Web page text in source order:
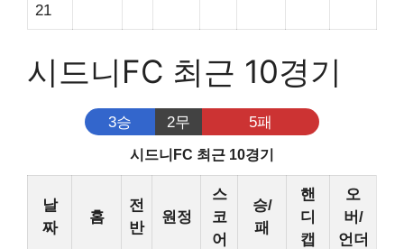
21
시드니FC 최근 10경기
3승 2무 5패
시드니FC 최근 10경기
날
짜
홈
전
반
원정
스
코
어
승/
패
핸
디
캡
오
버/
언더